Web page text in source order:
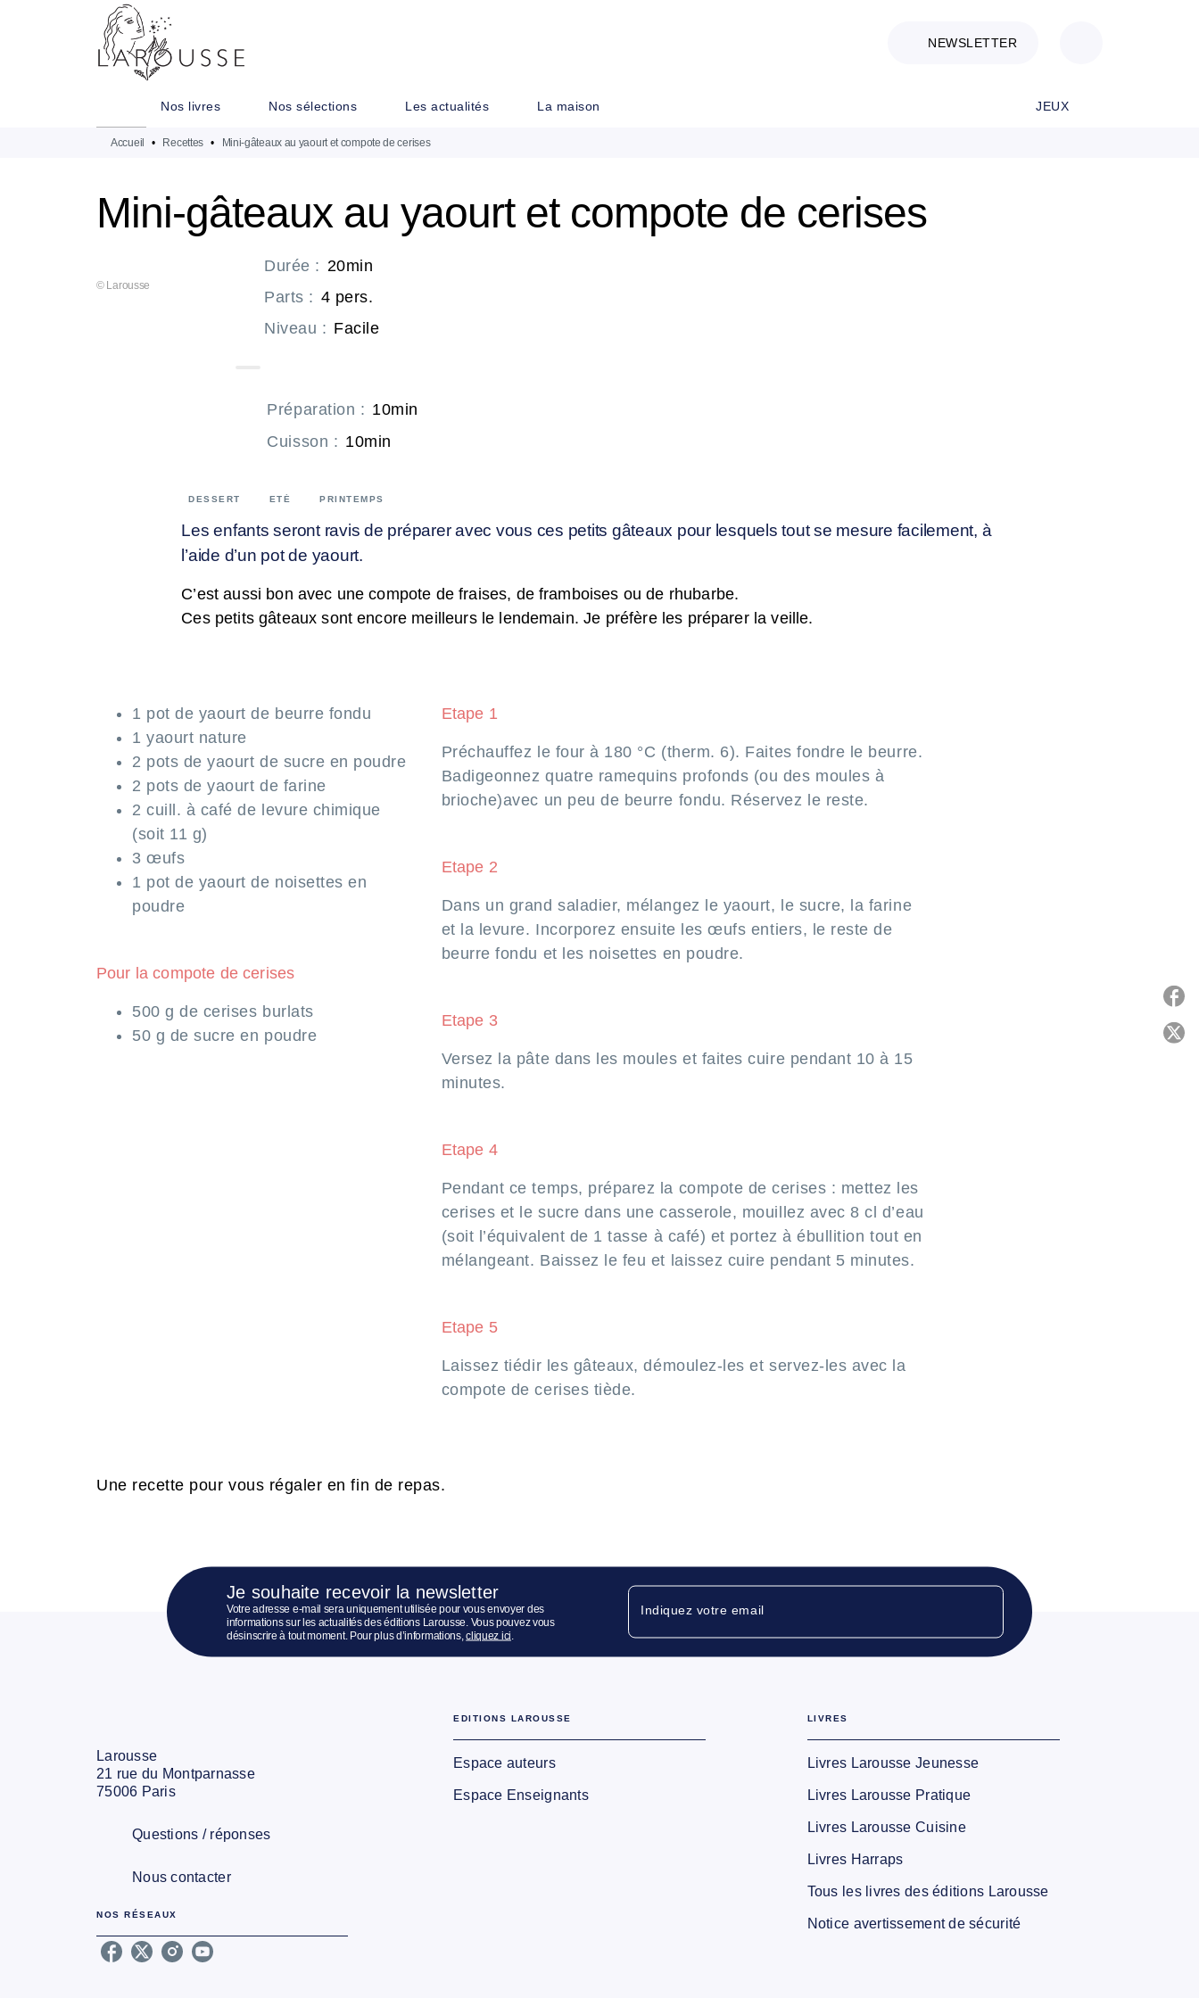
MENU
NEWSLETTER
Nos livres Nos sélections Les actualités La maison JEUX
Accueil • Recettes • Mini-gâteaux au yaourt et compote de cerises
Mini-gâteaux au yaourt et compote de cerises
© Larousse
Durée : 20min
Parts : 4 pers.
Niveau : Facile
Préparation : 10min
Cuisson : 10min
DESSERT ETÉ PRINTEMPS
Les enfants seront ravis de préparer avec vous ces petits gâteaux pour lesquels tout se mesure facilement, à
l’aide d’un pot de yaourt.
C’est aussi bon avec une compote de fraises, de framboises ou de rhubarbe.
Ces petits gâteaux sont encore meilleurs le lendemain. Je préfère les préparer la veille.
1 pot de yaourt de beurre fondu
1 yaourt nature
2 pots de yaourt de sucre en poudre
2 pots de yaourt de farine
2 cuill. à café de levure chimique
(soit 11 g)
3 œufs
1 pot de yaourt de noisettes en
poudre
Pour la compote de cerises
500 g de cerises burlats
50 g de sucre en poudre
Etape 1
Préchauffez le four à 180 °C (therm. 6). Faites fondre le beurre.
Badigeonnez quatre ramequins profonds (ou des moules à
brioche)avec un peu de beurre fondu. Réservez le reste.
Etape 2
Dans un grand saladier, mélangez le yaourt, le sucre, la farine
et la levure. Incorporez ensuite les œufs entiers, le reste de
beurre fondu et les noisettes en poudre.
Etape 3
Versez la pâte dans les moules et faites cuire pendant 10 à 15
minutes.
Etape 4
Pendant ce temps, préparez la compote de cerises : mettez les
cerises et le sucre dans une casserole, mouillez avec 8 cl d’eau
(soit l’équivalent de 1 tasse à café) et portez à ébullition tout en
mélangeant. Baissez le feu et laissez cuire pendant 5 minutes.
Etape 5
Laissez tiédir les gâteaux, démoulez-les et servez-les avec la
compote de cerises tiède.
Une recette pour vous régaler en fin de repas.
Je souhaite recevoir la newsletter
Votre adresse e-mail sera uniquement utilisée pour vous envoyer des
informations sur les actualités des éditions Larousse. Vous pouvez vous
désinscrire à tout moment. Pour plus d’informations,cliquez ici
Indiquez votre email
Larousse
21 rue du Montparnasse
75006 Paris
Questions / réponses
Nous contacter
NOS RÉSEAUX
EDITIONS LAROUSSE
Espace auteurs
Espace Enseignants
LIVRES
Livres Larousse Jeunesse
Livres Larousse Pratique
Livres Larousse Cuisine
Livres Harraps
Tous les livres des éditions Larousse
Notice avertissement de sécurité